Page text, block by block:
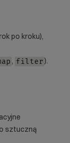
po kroku),
, filter).
sztuczną